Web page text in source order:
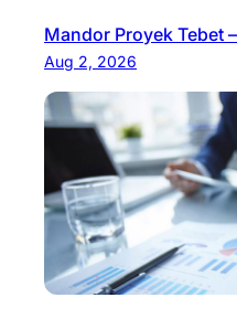
Mandor Proyek Tebet
Aug 2, 2026